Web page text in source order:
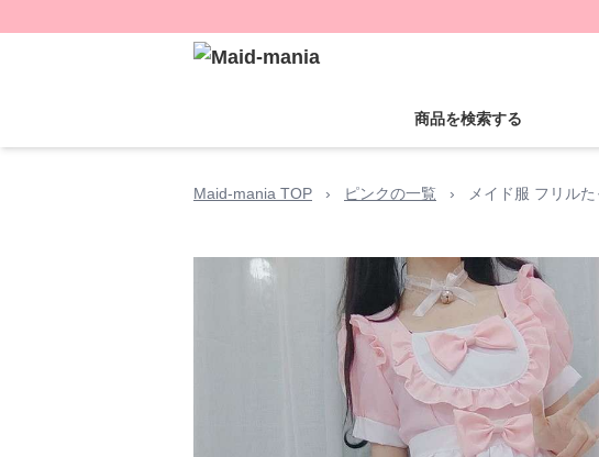
商品を検索する
Maid-mania TOP › ピンクの一覧 › メイド服 フリル